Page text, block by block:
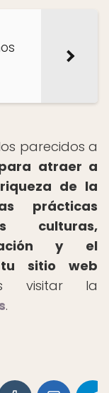
parecidos a
atraer a
de la
prácticas
culturas,
y el
sitio web
visitar la
.